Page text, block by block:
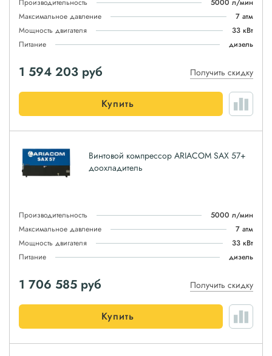
Производительность
5000 л/мин
Максимальное давление
7 атм
Мощность двигателя
33 кВт
Питание
дизель
1 594 203 руб Получить скидку
Купить
Винтовой компрессор ARIACOM SAX 57+
доохладитель
Производительность
5000 л/мин
Максимальное давление
7 атм
Мощность двигателя
33 кВт
Питание
дизель
1 706 585 руб Получить скидку
Купить